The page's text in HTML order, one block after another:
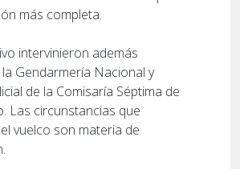
más completa.
intervinieron además
Gendarmería Nacional y
de la Comisaría Séptima de
Las circunstancias que
vuelco son materia de